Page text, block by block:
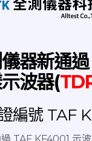
器新通過
波器(
證編號 TAF
TAF KF4001 示